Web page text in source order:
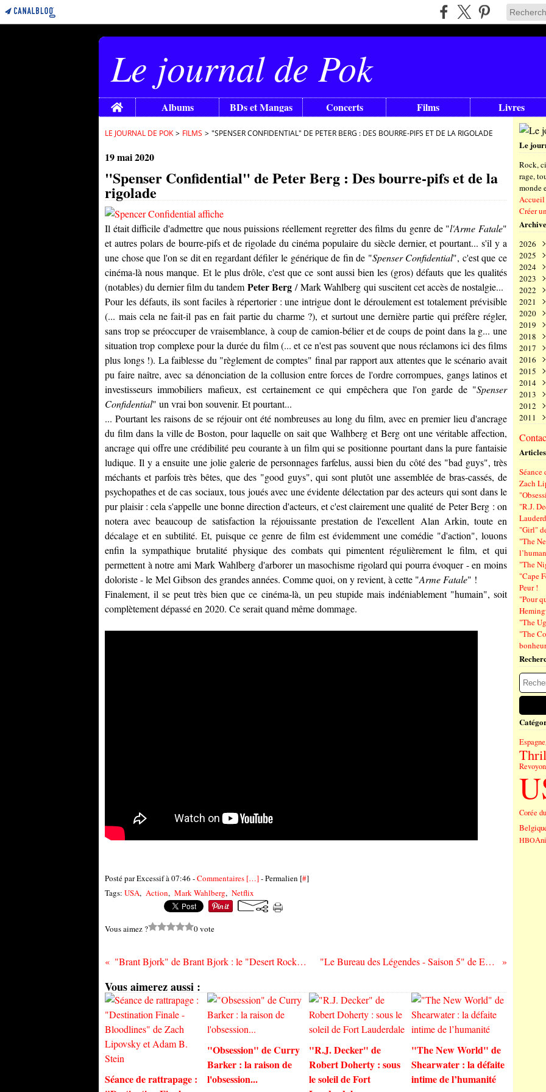
Le journal de Pok
Home Albums BDs et Mangas Concerts Films Livres
LE JOURNAL DE POK > FILMS > "SPENSER CONFIDENTIAL" DE PETER BERG : DES BOURRE-PIFS ET DE LA RIGOLADE
19 mai 2020
"Spenser Confidential" de Peter Berg : Des bourre-pifs et de la
rigolade
Il était difficile d'admettre que nous puissions réellement regretter des films du genre de "l'Arme Fatale"
et autres polars de bourre-pifs et de rigolade du cinéma populaire du siècle dernier, et pourtant... s'il y a
une chose que l'on se dit en regardant défiler le générique de fin de "Spenser Confidential", c'est que ce
cinéma-là nous manque. Et le plus drôle, c'est que ce sont aussi bien les (gros) défauts que les qualités
(notables) du dernier film du tandem Peter Berg /Mark Wahlberg qui suscitent cet accès de nostalgie...
Pour les défauts, ils sont faciles à répertorier : une intrigue dont le déroulement est totalement prévisible
(... mais cela ne fait-il pas en fait partie du charme ?), et surtout une dernière partie qui préfère régler,
sans trop se préoccuper de vraisemblance, à coup de camion-bélier et de coups de point dans la g... une
situation trop complexe pour la durée du film (... et ce n'est pas souvent que nous réclamons ici des films
plus longs !). La faiblesse du "règlement de comptes" final par rapport aux attentes que le scénario avait
pu faire naître, avec sa dénonciation de la collusion entre forces de l'ordre corrompues, gangs latinos et
investisseurs immobiliers mafieux, est certainement ce qui empêchera que l'on garde de "Spenser
Confidential" un vrai bon souvenir. Et pourtant...
... Pourtant les raisons de se réjouir ont été nombreuses au long du film, avec en premier lieu d'ancrage
du film dans la ville de Boston, pour laquelle on sait que WalhbergetBerg ont une véritable affection,
ancrage qui offre une crédibilité peu courante à un film qui se positionne pourtant dans la pure fantaisie
ludique. Il y a ensuite une jolie galerie de personnages farfelus, aussi bien du côté des "bad guys", très
méchants et parfois très bêtes, que des "good guys", qui sont plutôt une assemblée de bras-cassés, de
psychopathes et de cas sociaux, tous joués avec une évidente délectation par des acteurs qui sont dans le
pur plaisir : cela s'appelle une bonne direction d'acteurs, et c'est clairement une qualité de Peter Berg: on
notera avec beaucoup de satisfaction la réjouissante prestation de l'excellent Alan Arkin, toute en
décalage et en subtilité. Et, puisque ce genre de film est évidemment une comédie "d'action", louons
enfin la sympathique brutalité physique des combats qui pimentent régulièrement le film, et qui
permettent à notre amiMark Wahlbergd'arborer un masochisme rigolard qui pourra évoquer - en moins
doloriste - le Mel Gibson des grandes années. Comme quoi, on y revient, à cette "Arme Fatale" !
Finalement, il se peut très bien que ce cinéma-là, un peu stupide mais indéniablement "humain", soit
complètement dépassé en 2020. Ce serait quand même dommage.
Posté par Excessif à 07:46 -Commentaires […]- Permalien [#]
Tags: USA, Action, Mark Wahlberg, Netflix
Vous aimez ? 0 vote
"Brant Bjork" de Brant Bjork : le "Desert Rock" version organique et mature... "Le Bureau des Légendes - Saison 5" de Eric Rochant : l'adieu à Eric...
Vous aimerez aussi :
Séance de rattrapage :
"Obsession" de Curry
Barker : la raison de
l'obsession...
"R.J. Decker" de
Robert Doherty : sous
le soleil de Fort
"The New World" de
Shearwater : la défaite
intime de l’humanité
Le
Rock,
rage,
monde
Créer
2026
Août
Juillet
Juin
Mai
Avril
Mars
2025
Août
Juillet
Juin
Mai
Avril
Mars
2024
Août
Juillet
Juin
Mai
Avril
Mars
2023
Août
Juillet
Juin
Mai
Avril
Mars
2022
Août
Juillet
Juin
Mai
Avril
Mars
2021
Août
Juillet
Juin
Mai
Avril
Mars
2020
Août
Juillet
Juin
Mai
Avril
2019
Août
Juillet
Juin
Mai
2018
Août
Juillet
Juin
Mars
2017
Août
Juillet
Mai
Avril
2016
Août
Juin
Mai
2015
Juin
Mai
2014
Juin
Mai
2013
Août
Juin
Mai
2012
Juin
Mai
2011
Zach
"R.J.
"Girl"
"The
"The
"Cape
Peur !
"Pour
"The
"The
bonheur
Espagne
Corée
HBO